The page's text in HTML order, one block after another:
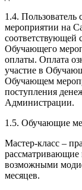
1.4. Пользователь
мероприятии на
соответствующей
Обучающего
оплаты. Оплата
участие в
Обучающем
поступления
Администрации.
1.5. Обучающие
Мастер-класс –
рассматривающие
возможными
месяцев.